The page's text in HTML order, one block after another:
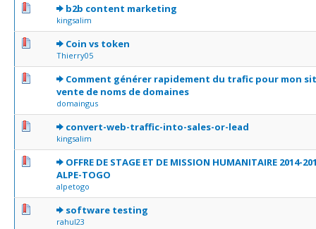
b2b content marketing
kingsalim
0 Votes - 0 sur 5 en moyenne
1 2345
Coin vs token
Thierry05
0 Votes - 0 sur 5 en moyenne
12
Comment générer rapidement du trafic pour mon
vente de noms de domaines
domaingus
0 Votes - 0 sur 5 en moyenne
12345
convert-web-traffic-into-sales-or-lead
kingsalim
0 Votes - 0 sur 5 en moyenne
12345
OFFRE DE STAGE ET DE MISSION HUMANITAIRE 2014-
ALPE-TOGO
alpetogo
0 Votes - 0 sur 5 en moyenne
12345
software testing
rahul23
0 Votes - 0 sur 5 en moyenne
12345